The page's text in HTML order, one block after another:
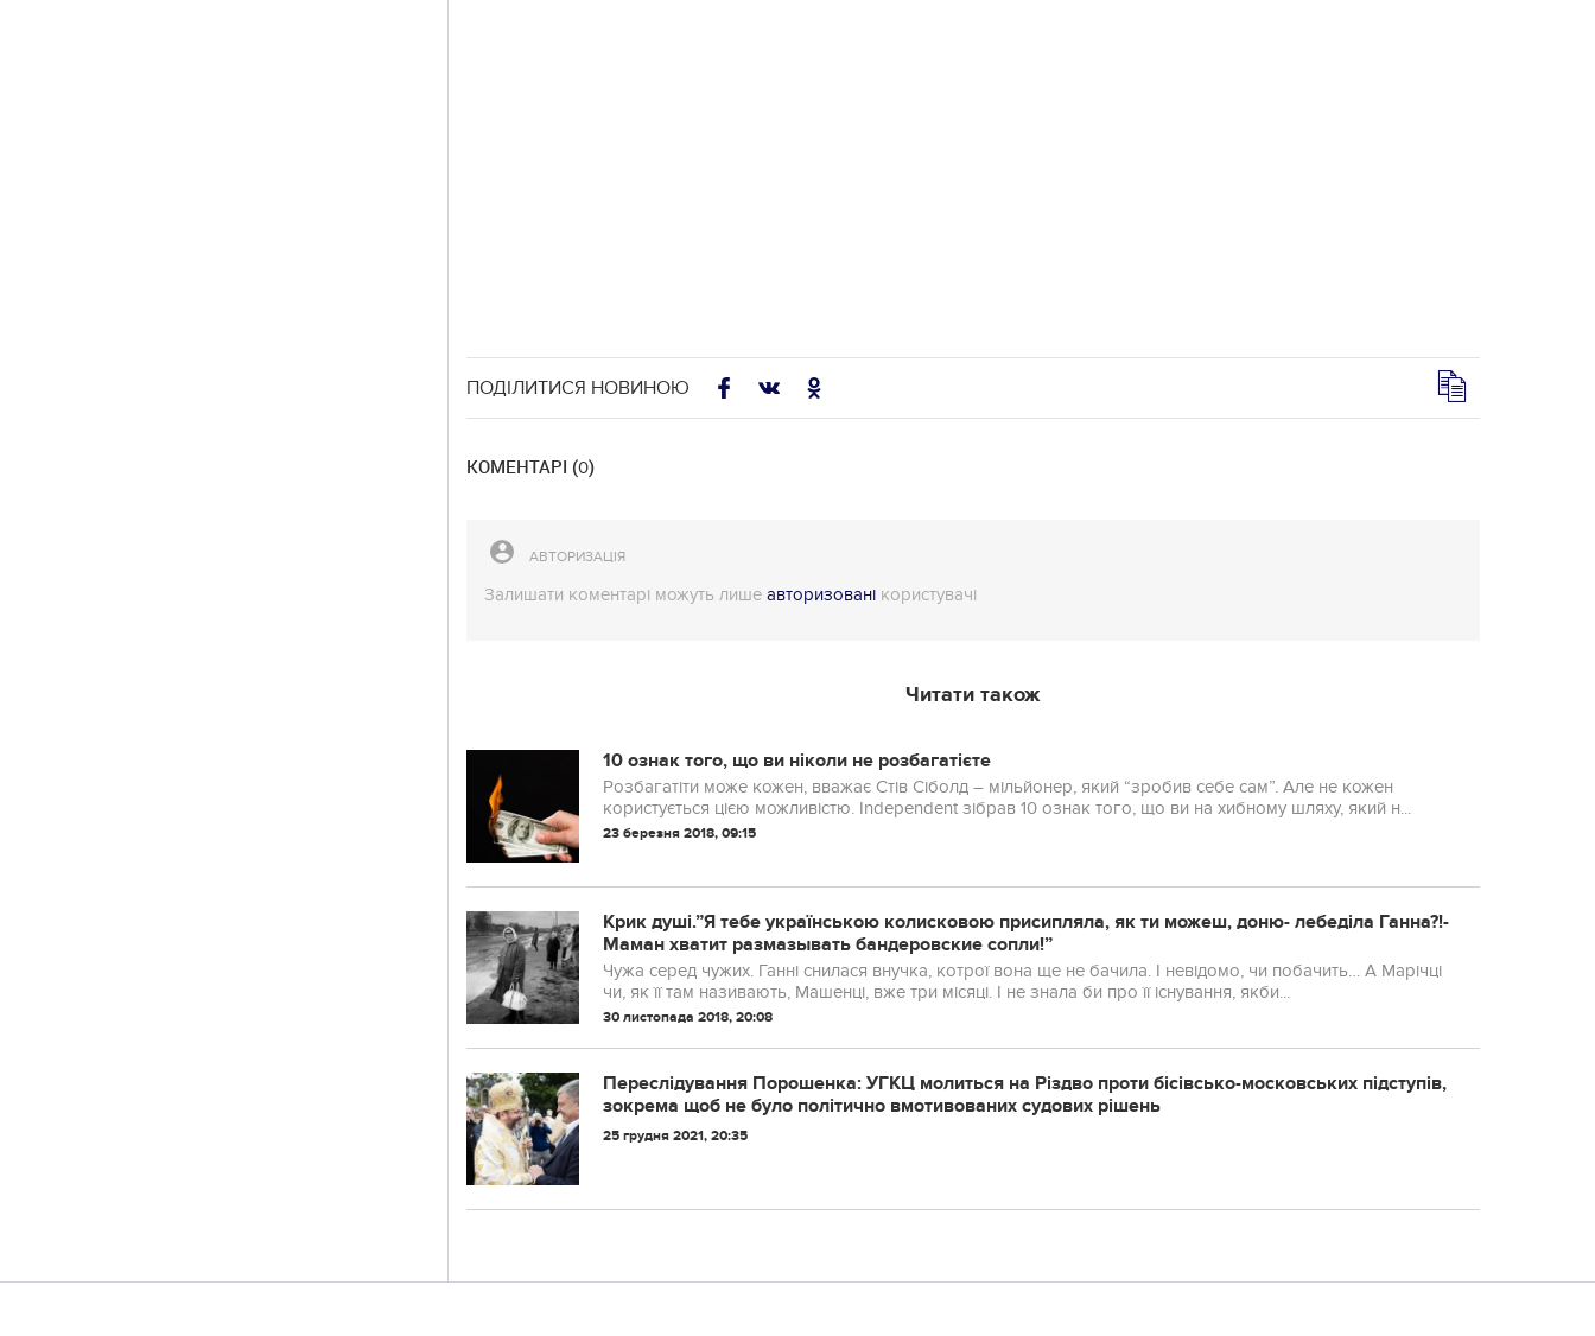
ПОДІЛИТИСЯ НОВИНОЮ
КОМЕНТАРІ (0)
АВТОРИЗАЦІЯ
Залишати коментарі можуть лише авторизовані користувачі
Читати також
10 ознак того, що ви ніколи не розбагатієте
Розбагатіти може кожен, вважає Стів Сіболд – мільйонер, який “зробив себе сам”. Але не кожен
користується цією можливістю. Independent зібрав 10 ознак того, що ви на хибному шляху, який н...
23 березня 2018, 09:15
Крик душі.”Я тебе українською колисковою присипляла, як ти можеш, доню- лебеділа Ганна?!-
Маман хватит размазывать бандеровские сопли!”
Чужа серед чужих. Ганні снилася внучка, котрої вона ще не бачила. І невідомо, чи побачить… А Марічці
чи, як її там називають, Машенці, вже три місяці. І не знала би про її існування, якби...
30 листопада 2018, 20:08
Переслідування Порошенка: УГКЦ молиться на Різдво проти бісівсько-московських підступів,
зокрема щоб не було політично вмотивованих судових рішень
25 грудня 2021, 20:35